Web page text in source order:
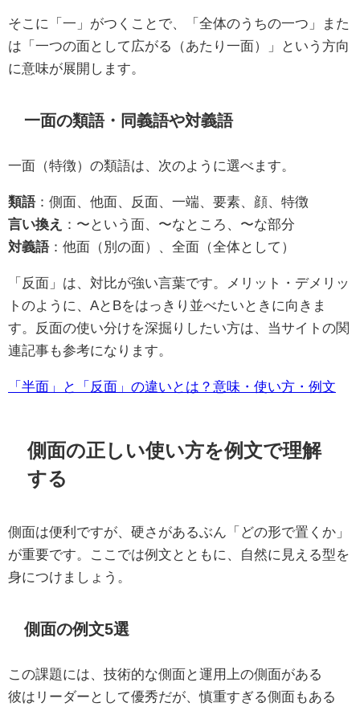
そこに「一」がつくことで、「全体のうちの一つ」また
は「一つの面として広がる（あたり一面）」という方向
に意味が展開します。
一面の類語・同義語や対義語
一面（特徴）の類語は、次のように選べます。
類語：側面、他面、反面、一端、要素、顔、特徴
言い換え
：〜という面、〜なところ、〜な部分
対義語：他面（別の面）、全面（全体として）
「反面」は、対比が強い言葉です。メリット・デメリッ
トのように、AとBをはっきり並べたいときに向きま
す。反面の使い分けを深掘りしたい方は、当サイトの関
連記事も参考になります。
「半面」と「反面」の違いとは？意味・使い方・例文
側面の正しい使い方を例文で理解
する
側面は便利ですが、硬さがあるぶん「どの形で置くか」
が重要です。ここでは例文とともに、自然に見える型を
身につけましょう。
側面の例文5選
この課題には、技術的な側面と運用上の側面がある
彼はリーダーとして優秀だが、慎重すぎる側面もある